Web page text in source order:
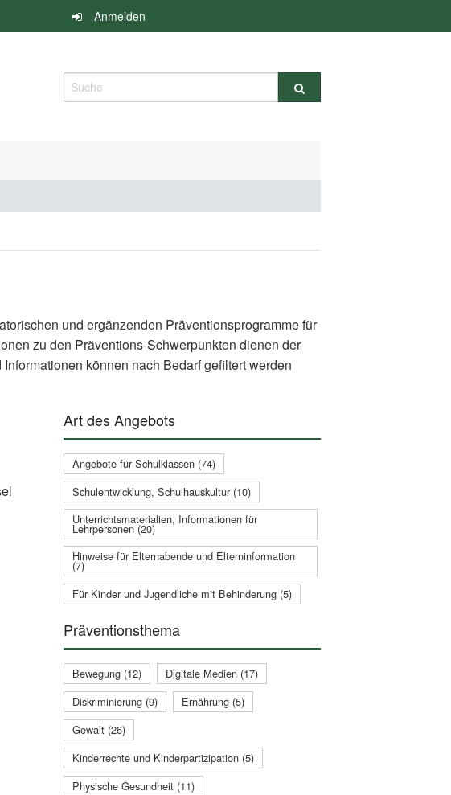
Anmelden
Suche
und ergänzenden Präventionsprogramme für
zu den Präventions-Schwerpunkten dienen der
können nach Bedarf gefiltert werden
Art des Angebots
Angebote für Schulklassen (74)
Schulentwicklung, Schulhauskultur (10)
Unterrichtsmaterialien, Informationen für
Lehrpersonen (20)
Hinweise für Elternabende und Elterninformation
(7)
Für Kinder und Jugendliche mit Behinderung (5)
Präventionsthema
Bewegung (12)
Digitale Medien (17)
Diskriminierung (9)
Ernährung (5)
Gewalt (26)
Kinderrechte und Kinderpartizipation (5)
Physische Gesundheit (11)